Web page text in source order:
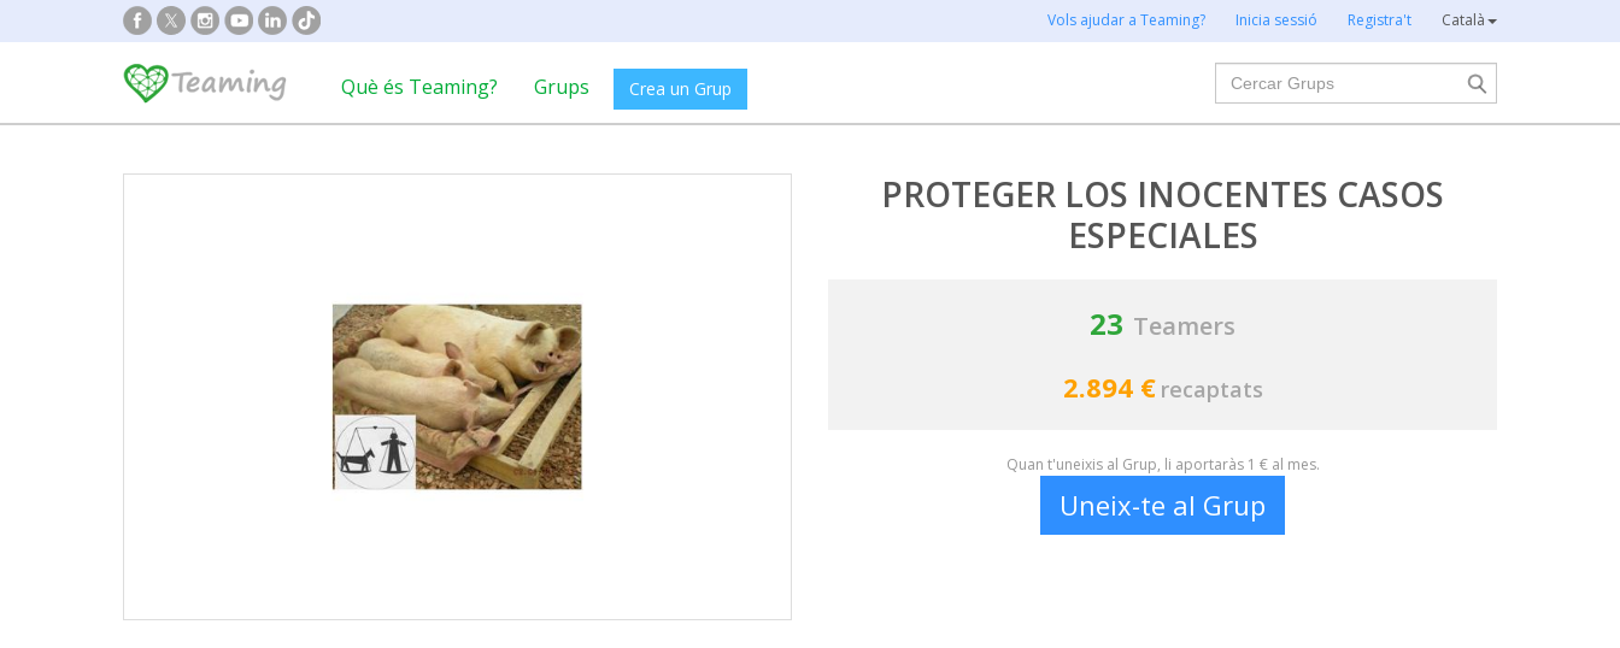
Vols ajudar a Teaming? Inicia sessió Registra't Català
Què és Teaming? Grups Crea un Grup
Cercar
PROTEGER LOS INOCENTES CASOS
ESPECIALES
23 Teamers
2.894 € recaptats
Quan t'uneixis al Grup, li aportaràs 1 € al mes.
Uneix-te al Grup